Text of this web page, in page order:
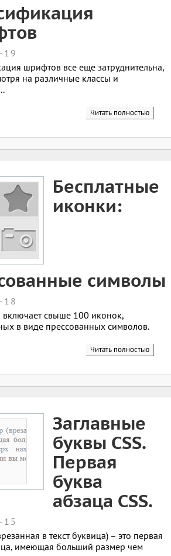
19
шрифтов все еще затруднительна,
на различные классы и
Читать полностью
Бесплатные
иконки:
символы
18
включает свыше 100 иконок,
в виде прессованных символов.
Читать полностью
Заглавные
буквы CSS.
Первая
буква
абзаца CSS.
в текст буквица) – это первая
имеющая больший размер чем